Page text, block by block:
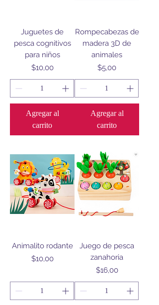
Juguetes de
pesca cognitivos
para niños
Precio
$10,00
Agregar al
carrito
Rompecabezas de
madera 3D de
animales
Precio
$5,00
Agregar al
carrito
Animalito rodante
Precio
$10,00
Juego de pesca
zanahoria
Precio
$16,00